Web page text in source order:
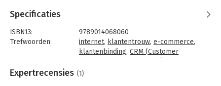
praktijkervaringen zien wat de inzet van Internet voor uw
voor stap zien hoe u van E-commerce, het digitale proces, R-
commerce kunt maken. Waarbij de R staat voor Resultaat,
Return (on investment, on sales), maar vooral ook Relatie.
Specificaties
ISBN13:
9789014068060
Trefwoorden:
internet, klantentrouw, e-commerce,
klantenbinding, CRM (Customer
Taal:
Nederlands
Expertrecensies (1)